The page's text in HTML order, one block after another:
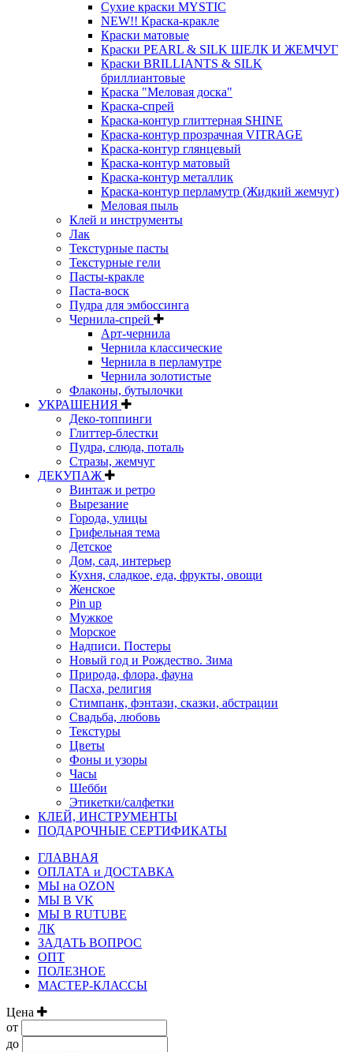
Сухие краски MYSTIC
NEW!! Краска-кракле
Краски матовые
Краски PEARL & SILK ШЕЛК И ЖЕМЧУГ
Краски BRILLIANTS & SILK
бриллиантовые
Краска "Меловая доска"
Краска-спрей
Краска-контур глиттерная SHINE
Краска-контур прозрачная VITRAGE
Краска-контур глянцевый
Краска-контур матовый
Краска-контур металлик
Краска-контур перламутр (Жидкий жемчуг)
Меловая пыль
Клей и инструменты
Лак
Текстурные пасты
Текстурные гели
Пасты-кракле
Паста-воск
Пудра для эмбоссинга
Чернила-спрей
Арт-чернила
Чернила классические
Чернила в перламутре
Чернила золотистые
Флаконы, бутылочки
УКРАШЕНИЯ
Деко-топпинги
Глиттер-блестки
Пудра, слюда, поталь
Стразы, жемчуг
ДЕКУПАЖ
Винтаж и ретро
Вырезание
Города, улицы
Грифельная тема
Детское
Дом, сад, интерьер
Кухня, сладкое, еда, фрукты, овощи
Женское
Pin up
Мужкое
Морское
Надписи. Постеры
Новый год и Рождество. Зима
Природа, флора, фауна
Пасха, религия
Стимпанк, фэнтази, сказки, абстрации
Свадьба, любовь
Текстуры
Цветы
Фоны и узоры
Часы
Шебби
Этикетки/салфетки
КЛЕЙ, ИНСТРУМЕНТЫ
ПОДАРОЧНЫЕ СЕРТИФИКАТЫ
ГЛАВНАЯ
ОПЛАТА и ДОСТАВКА
МЫ на OZON
МЫ В VK
МЫ В RUTUBE
ЛК
ЗАДАТЬ ВОПРОС
ОПТ
ПОЛЕЗНОЕ
МАСТЕР-КЛАССЫ
Цена
от
до